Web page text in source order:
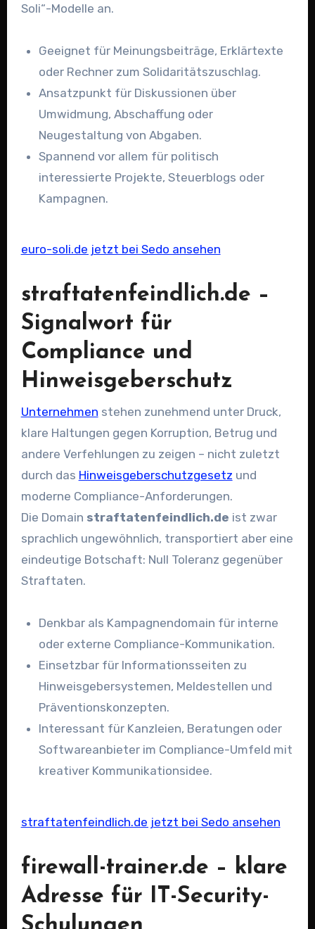
Soli“-Modelle an.
Geeignet für Meinungsbeiträge, Erklärtexte
oder Rechner zum Solidaritätszuschlag.
Ansatzpunkt für Diskussionen über
Umwidmung, Abschaffung oder
Neugestaltung von Abgaben.
Spannend vor allem für politisch
interessierte Projekte, Steuerblogs oder
Kampagnen.
euro-soli.de jetzt bei Sedo ansehen
straftatenfeindlich.de –
Signalwort für
Compliance und
Hinweisgeberschutz
Unternehmen stehen zunehmend unter Druck,
klare Haltungen gegen Korruption, Betrug und
andere Verfehlungen zu zeigen – nicht zuletzt
durch das Hinweisgeberschutzgesetz und
moderne Compliance-Anforderungen.
Die Domain straftatenfeindlich.de ist zwar
sprachlich ungewöhnlich, transportiert aber eine
eindeutige Botschaft: Null Toleranz gegenüber
Straftaten.
Denkbar als Kampagnendomain für interne
oder externe Compliance-Kommunikation.
Einsetzbar für Informationsseiten zu
Hinweisgebersystemen, Meldestellen und
Präventionskonzepten.
Interessant für Kanzleien, Beratungen oder
Softwareanbieter im Compliance-Umfeld mit
kreativer Kommunikationsidee.
straftatenfeindlich.de jetzt bei Sedo ansehen
firewall-trainer.de – klare
Adresse für IT-Security-